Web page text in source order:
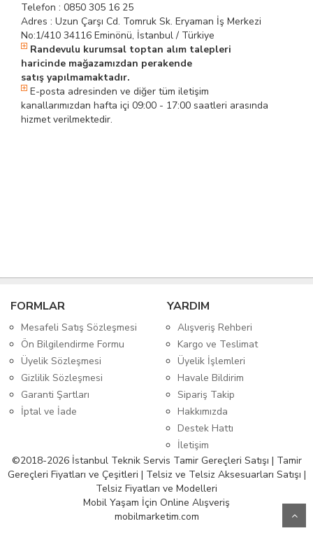
Telefon : 0850 305 16 25
Adres : Uzun Çarşı Cd. Tomruk Sk. Eryaman İş Merkezi
No:1/410 34116 Eminönü, İstanbul / Türkiye
Randevulu kurumsal toptan alım talepleri
haricinde mağazamızdan perakende
satış yapılmamaktadır.
E-posta adresinden ve diğer tüm iletişim
kanallarımızdan hafta içi 09:00 - 17:00 saatleri arasında
hizmet verilmektedir.
FORMLAR
Mesafeli Satış Sözleşmesi
Ön Bilgilendirme Formu
Üyelik Sözleşmesi
Gizlilik Sözleşmesi
Garanti Şartları
İptal ve İade
YARDIM
Alışveriş Rehberi
Kargo ve Teslimat
Üyelik İşlemleri
Havale Bildirim
Sipariş Takip
Hakkımızda
Destek Hattı
İletişim
©2018-2026 İstanbul Teknik Servis Tamir Gereçleri Satışı | Tamir
Gereçleri Fiyatları ve Çeşitleri | Telsiz ve Telsiz Aksesuarları Satışı |
Telsiz Fiyatları ve Modelleri
Mobil Yaşam İçin Online Alışveriş
mobilmarketim.com